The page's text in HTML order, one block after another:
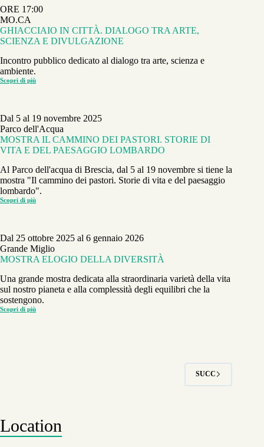
COLTIVAZIONE
DEI
FUNGHI
ALLA
RIGENERAZIONE
DELLE
ORE 17:00
MO.CA
GHIACCIAIO IN CITTÀ. DIALOGO TRA ARTE,
SCIENZA E DIVULGAZIONE
Incontro pubblico dedicato al dialogo tra arte, scienza e
ambiente.
Scopri di più
GHIACCIAIO
ARTE,
SCIENZA
E
DIVULGAZIONE
Dal 5 al 19 novembre 2025
Parco dell'Acqua
MOSTRA IL CAMMINO DEI PASTORI. STORIE DI
VITA E DEL PAESAGGIO LOMBARDO
Al Parco dell'acqua di Brescia, dal 5 al 19 novembre si tiene la
mostra "Il cammino dei pastori. Storie di vita e del paesaggio
lombardo".
Scopri di più
MOSTRA
STORIE
DI
VITA
E
LOMBARDO
Dal 25 ottobre 2025 al 6 gennaio 2026
Grande Miglio
MOSTRA ELOGIO DELLA DIVERSITÀ
Una grande mostra dedicata alla straordinaria varietà della vita
sul nostro pianeta e alla complessità degli equilibri che la
sostengono.
Scopri di più
MOSTRA
SUCC
Location